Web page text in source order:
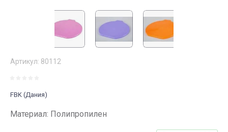
Артикул: 80112
FBK (Дания)
Материал: Полипропилен